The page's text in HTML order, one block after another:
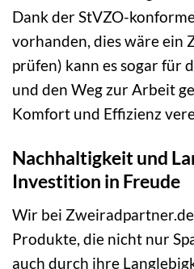
Dank der StVZO-
vorhanden, dies wäre ein
prüfen) kann es sogar für
und den Weg zur Arbeit
Komfort und Effizienz
Nachhaltigkeit und
Investition in Freude
Wir bei
Produkte, die nicht nur
auch durch ihre